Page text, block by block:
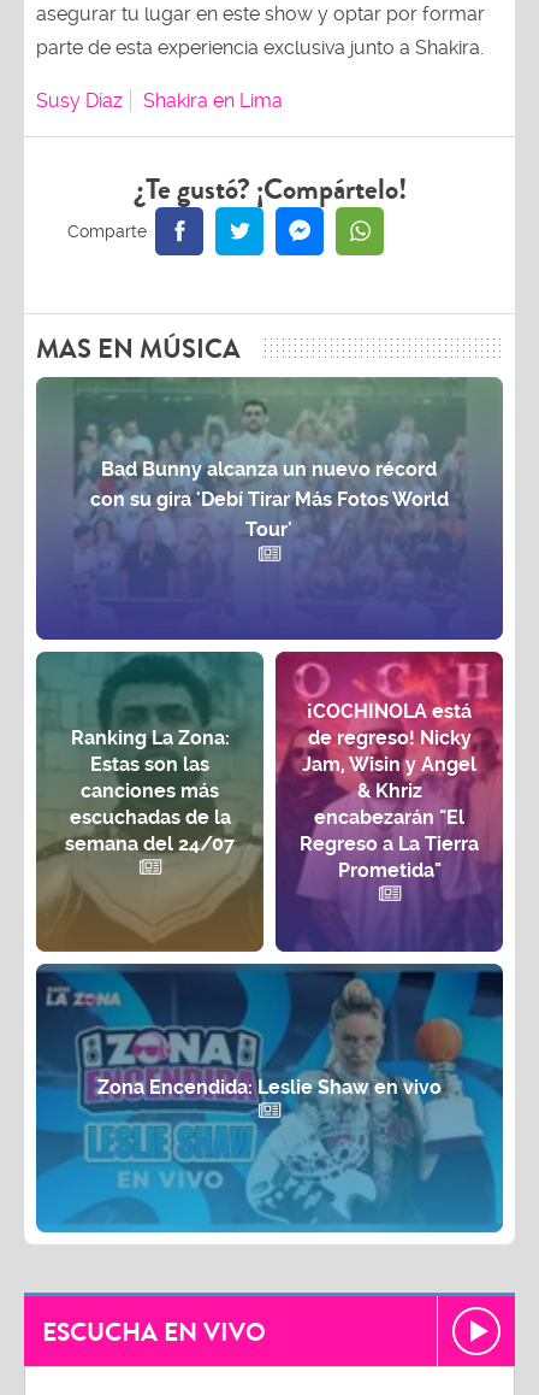
asegurar tu lugar en este show y optar por formar
parte de esta experiencia exclusiva junto a Shakira.
Susy Díaz Shakira en Lima
¿Te gustó? ¡Compártelo!
MAS EN MÚSICA
Bad Bunny alcanza un nuevo récord
con su gira 'Debí Tirar Más Fotos World
Tour'
Ranking La Zona:
Estas son las
canciones más
escuchadas de la
semana del 24/07
¡COCHINOLA está
de regreso! Nicky
Jam, Wisin y Angel
& Khriz
encabezarán "El
Regreso a La Tierra
Prometida"
Zona Encendida: Leslie Shaw en vivo
ESCUCHA EN VIVO